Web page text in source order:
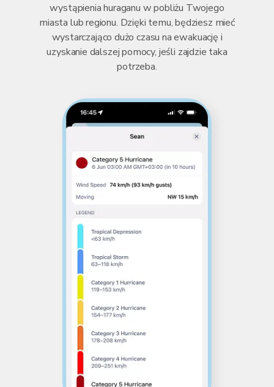
wystąpienia huraganu w pobliżu Twojego
miasta lub regionu. Dzięki temu, będziesz mieć
wystarczająco dużo czasu na ewakuację i
uzyskanie dalszej pomocy, jeśli zajdzie taka
potrzeba.